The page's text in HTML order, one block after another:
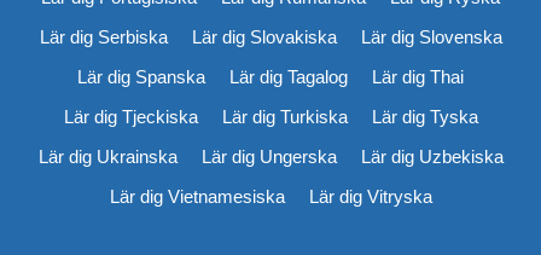
Lär dig Serbiska
Lär dig Slovakiska
Lär dig Slovenska
Lär dig Spanska
Lär dig Tagalog
Lär dig Thai
Lär dig Tjeckiska
Lär dig Turkiska
Lär dig Tyska
Lär dig Ukrainska
Lär dig Ungerska
Lär dig Uzbekiska
Lär dig Vietnamesiska
Lär dig Vitryska